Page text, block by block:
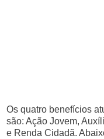
Os quatro benefícios
são: Ação Jovem,
e Renda Cidadã.